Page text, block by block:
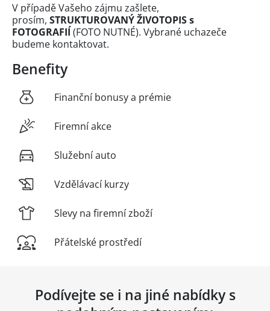
V případě Vašeho zájmu zašlete,
prosím, STRUKTUROVANÝ ŽIVOTOPIS s
FOTOGRAFIÍ (FOTO NUTNÉ). Vybrané uchazeče
budeme kontaktovat.
Benefity
Finanční bonusy a prémie
Firemní akce
Služební auto
Vzdělávací kurzy
Slevy na firemní zboží
Přátelské prostředí
Podívejte se i na jiné nabídky s